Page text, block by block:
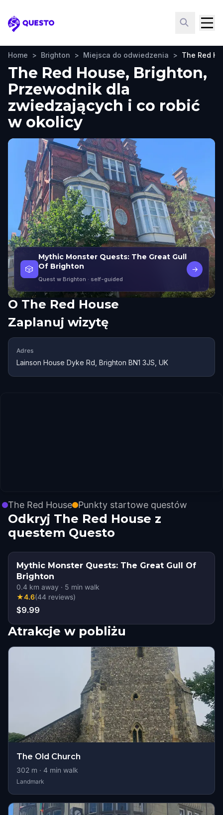
Questo
Home > Brighton > Miejsca do odwiedzenia > The Red
The Red House, Brighton,
Przewodnik dla
zwiedzających i co robić
w okolicy
🎲
Mythic Monster Quests: The Great Gull
Of Brighton
Quest w Brighton · self-guided
→
O The Red House
Zaplanuj wizytę
Adres
Lainson House Dyke Rd, Brighton BN1 3JS, UK
The Red House Punkty startowe questów
Odkryj The Red House z
questem Questo
Mythic Monster Quests: The Great Gull Of
Brighton
0.4 km away · 5 min walk
★4.6(44 reviews)
$9.99
Atrakcje w pobliżu
The Old Church
302 m · 4 min walk
Landmark